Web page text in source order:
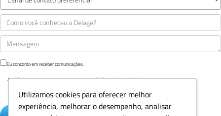
Utilizamos cookies para oferecer melhor
experiência, melhorar o desempenho, analisar
Eu concordo em receber comunicações.
Ao informar meus dados, eu concordo com aPolítica de privacidade.